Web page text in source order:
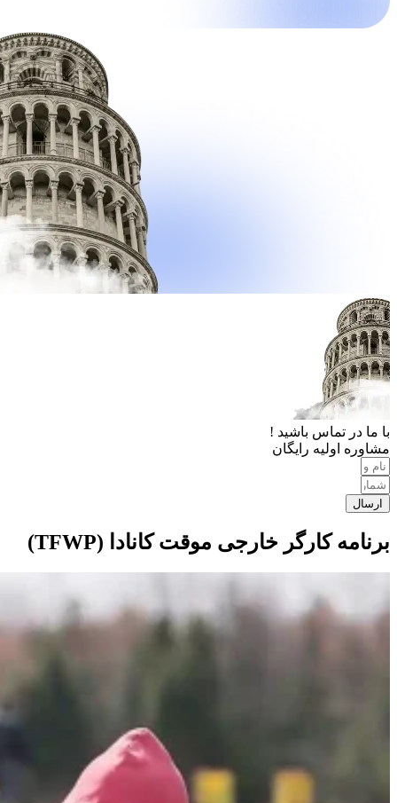
با ما در تماس باشید !
مشاوره اولیه رایگان
ارسال
برنامه کارگر خارجی موقت کانادا (TFWP)